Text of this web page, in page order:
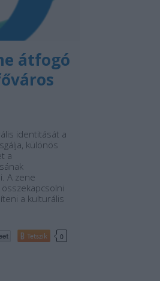
átfogó
identitását a
különös
a
A zene
a kulturális
Tetszik 0